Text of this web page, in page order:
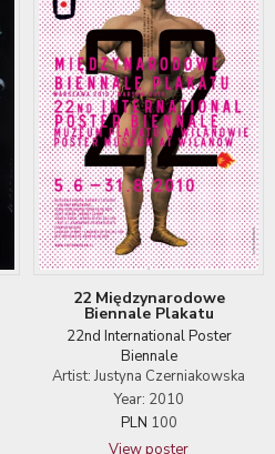
22 Międzynarodowe
Biennale Plakatu
22nd International Poster
Biennale
Artist: Justyna Czerniakowska
Year: 2010
PLN 100
View poster